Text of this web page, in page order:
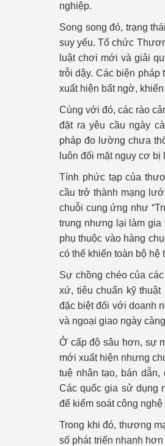
nghiệp.
Song song đó, trạng
suy yếu. Tổ chức
luật chơi mới và giải
trỗi dậy. Các biện pháp
xuất hiện bất ngờ,
Cùng với đó, các rào
đặt ra yêu cầu ngày
pháp đo lường chưa
luôn đối mặt nguy cơ
Tính phức tạp của
cầu trở thành mạng
chuỗi cung ứng như
trung nhưng lại làm gia
phụ thuộc vào hàng
có thể khiến toàn bộ hệ
Sự chồng chéo của
xứ, tiêu chuẩn kỹ thuật
đặc biệt đối với doanh
và ngoại giao ngày
Ở cấp độ sâu hơn, sự
mới xuất hiện nhưng
tuệ nhân tạo, bán
Các quốc gia sử dụng
để kiểm soát công
Trong khi đó, thương
số phát triển nhanh